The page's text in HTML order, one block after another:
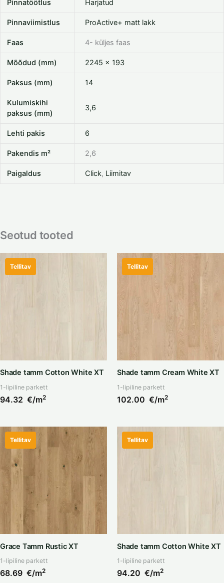
Pinnatöötlus Harjatud
Pinnaviimistlus ProActive+ matt lakk
Faas 4- küljes faas
Mõõdud (mm) 2245 x 193
Paksus (mm) 14
Kulumiskihi
paksus (mm)
3,6
Lehti pakis 6
Pakendis m² 2,6
Paigaldus Click, Liimitav
Seotud tooted
Tellitav
Shade tamm Cotton White XT
1-lipiline parkett
94.32 €/m2
Tellitav
Shade tamm Cream White XT
1-lipiline parkett
102.00 €/m2
Tellitav
Grace Tamm Rustic XT
1-lipiline parkett
68.69 €/m2
Tellitav
Shade tamm Cotton White XT
1-lipiline parkett
94.20 €/m2